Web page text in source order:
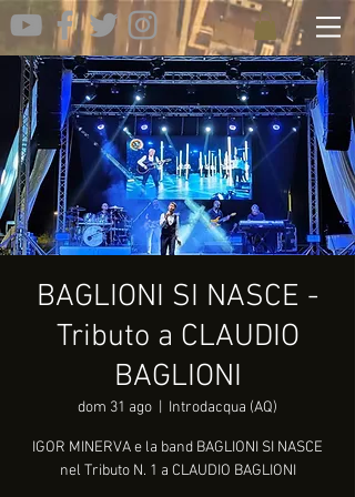
BAGLIONI SI NASCE -
Tributo a CLAUDIO
BAGLIONI
dom 31 ago Introdacqua (AQ)
IGOR MINERVA e la band BAGLIONI SI NASCE
nel Tributo N. 1 a CLAUDIO BAGLIONI